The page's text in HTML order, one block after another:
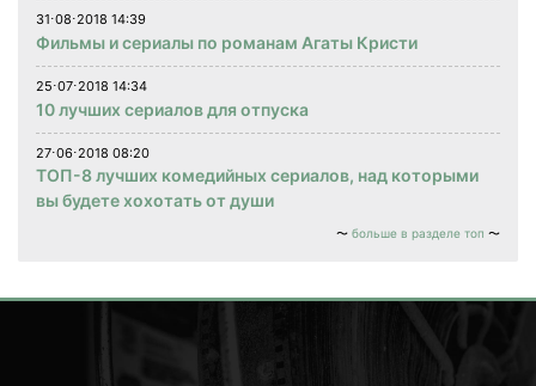
31⋅08⋅2018 14:39
Фильмы и сериалы по романам Агаты Кристи
25⋅07⋅2018 14:34
10 лучших сериалов для отпуска
27⋅06⋅2018 08:20
ТОП-8 лучших комедийных сериалов, над которыми
вы будете хохотать от души
больше в разделе топ